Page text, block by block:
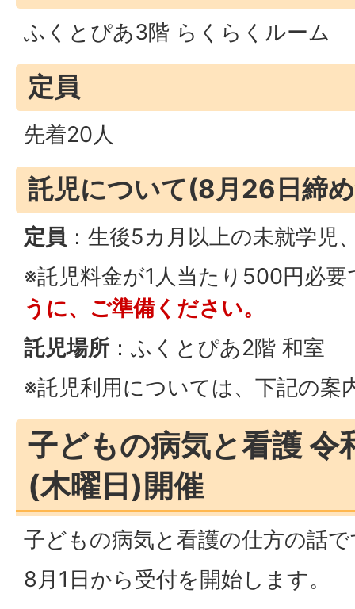
ふくとぴあ3階 らくらくルーム
定員
先着20人
託児について(8月26日締
定員 ：生後5カ月以上の未就学児
※託児料金が1人当たり500円必要
うに、ご準備ください。
託児場所 ：ふくとぴあ2階 和室
※託児利用については、下記の案
子どもの病気と看護 令
(木曜日)開催
子どもの病気と看護の仕方の話
8月1日から受付を開始します。